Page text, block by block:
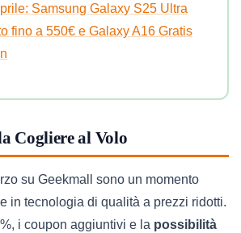
Samsung Galaxy S25 Ultra
fino a 550€ e Galaxy A16 Gratis
Cogliere al Volo
su Geekmall sono un momento
in tecnologia di qualità a prezzi ridotti.
i coupon aggiuntivi e la possibilità